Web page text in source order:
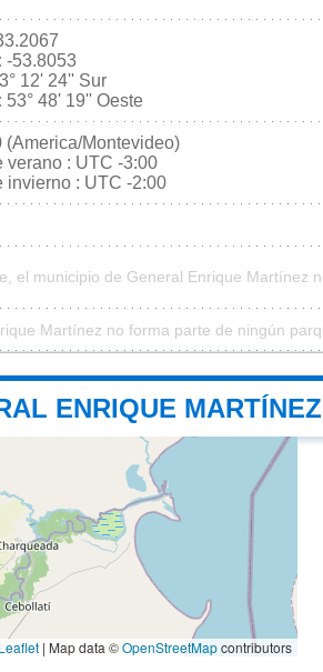
-53.8053
12' 24'' Sur
53° 48' 19'' Oeste
(America/Montevideo)
verano : UTC -3:00
invierno : UTC -2:00
el municipio de General Enrique Martínez
Martínez no forma parte de ningún
ENRIQUE MARTÍNEZ
Leaflet | Map data ©OpenStreetMapcontributors